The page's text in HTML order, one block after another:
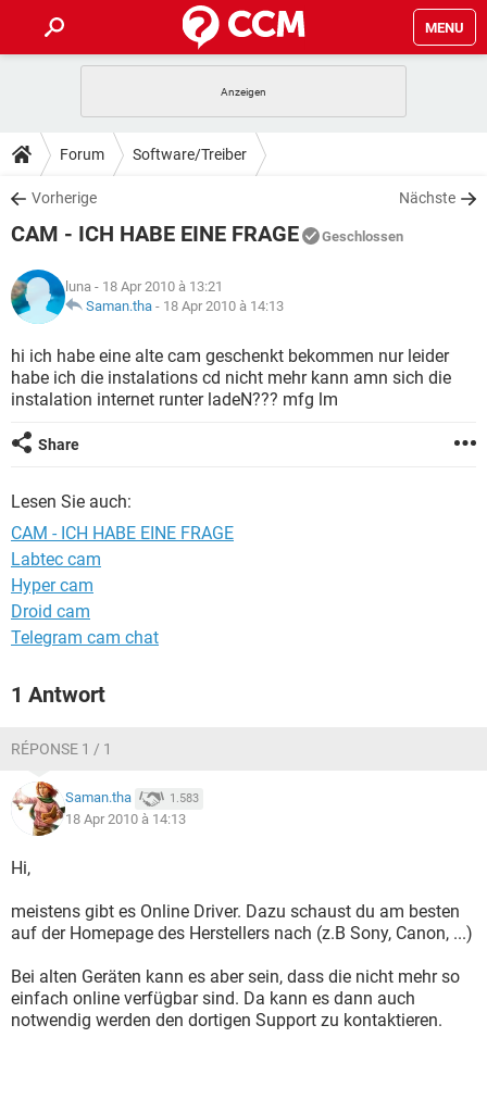
MENU
ANDROID IOS
WINDOWS 10
WHATSAPP TIKTOK
FACEBOOK
TIPPS & TRICKS
SPIELE
WHATSAPP
FACEBOOK
DOWNLOADS
SPIELE STREAMING
ANDROID
WINDOWS 10 INSTAGRAM
WHATSAPP TIKTOK
FACEBOOK HARDWARE
SPIELE
ANDROID
WINDOWS 10 INSTAGRAM
WHATSAPP TIKTOK
FACEBOOK
LEXIKON
SPIELE STREAMING
ANDROID IOS
WHATSAPP
FACEBOOK
Forum Software/Treiber
Vorherige Nächste
CAM - ICH HABE EINE FRAGE Geschlossen
luna - 18 Apr 2010 à 13:21
Saman.tha - 18 Apr 2010 à 14:13
hi ich habe eine alte cam geschenkt bekommen nur leider
habe ich die instalations cd nicht mehr kann amn sich die
instalation internet runter ladeN??? mfg lm
Share
Lesen Sie auch:
CAM - ICH HABE EINE FRAGE
Labtec cam
Hyper cam
Droid cam
Telegram cam chat
1 Antwort
RÉPONSE 1 / 1
Saman.tha 1.583
18 Apr 2010 à 14:13
Hi,
meistens gibt es Online Driver. Dazu schaust du am besten
auf der Homepage des Herstellers nach (z.B Sony, Canon, ...)
Bei alten Geräten kann es aber sein, dass die nicht mehr so
einfach online verfügbar sind. Da kann es dann auch
notwendig werden den dortigen Support zu kontaktieren.